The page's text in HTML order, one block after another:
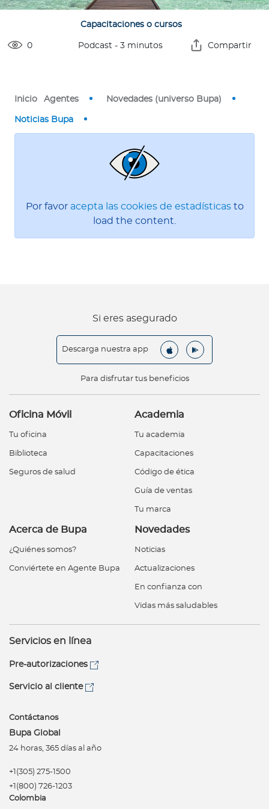
o
Para Clientes
Para Agentes
Red de Salud
Capacitaciones o cursos
0 Podcast - 3minutos Compartir
Inicio Agentes Novedades (universo Bupa)
Noticias Bupa
Por favor acepta las cookies de estadísticas to
load the content.
Si eres asegurado
Descarga nuestra app
Para disfrutar tus beneficios
Oficina Móvil
Tu oficina
Biblioteca
Seguros de salud
Academia
Tu academia
Capacitaciones
Código de ética
Guía de ventas
Tu marca
Acerca de Bupa
¿Quiénes somos?
Conviértete en Agente Bupa
Novedades
Noticias
Actualizaciones
En confianza con
Vidas más saludables
Servicios en línea
Pre-autorizaciones
Servicio al cliente
Contáctanos
Bupa Global
24 horas, 365 días al año
+1(305) 275-1500
+1(800) 726-1203
Colombia